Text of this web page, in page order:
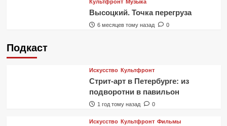
Культфронт Музыка
Высоцкий. Точка перегруза
6 месяцев тому назад 0
Подкаст
Искусство Культфронт
Стрит-арт в Петербурге: из
подворотни в павильон
1 год тому назад 0
Искусство Культфронт Фильмы